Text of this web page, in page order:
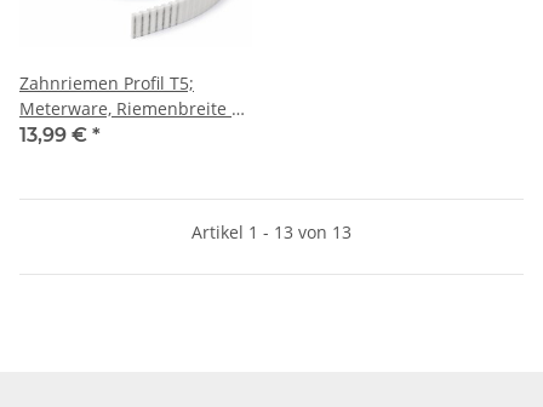
Zahnriemen Profil T5;
Meterware, Riemenbreite 6
mm
13,99 € *
Artikel 1 - 13 von 13